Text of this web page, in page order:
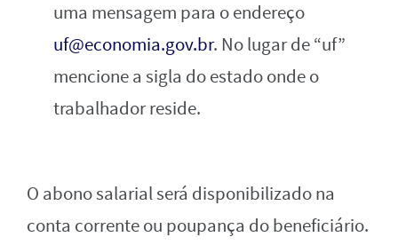
uma mensagem para o endereço
uf@economia.gov.br. No lugar de “uf”
mencione a sigla do estado onde o
trabalhador reside.
O abono salarial será disponibilizado na
conta corrente ou poupança do beneficiário.